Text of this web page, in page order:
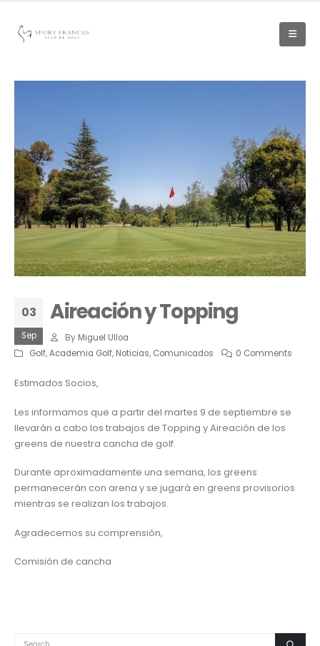
03
Sep
Aireación y Topping
By Miguel Ulloa
Golf,Academia Golf, Noticias, Comunicados 0 Comments
Estimados Socios,
Les informamos que a partir del martes 9 de septiembre se
llevarán a cabo los trabajos de Topping y Aireación de los
greens de nuestra cancha de golf.
Durante aproximadamente una semana, los greens
permanecerán con arena y se jugará en greens provisorios
mientras se realizan los trabajos.
Agradecemos su comprensión,
Comisión de cancha